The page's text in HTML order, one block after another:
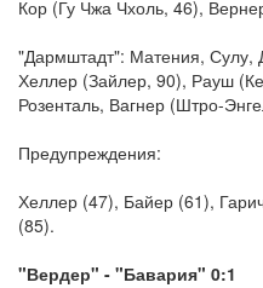
Кор (Гу Чжа Чхоль, 46),
"Дармштадт": Матения, Сулу,
Хеллер (Зайлер, 90), Рауш
Розенталь, Вагнер (Штро-
Предупреждения:
Хеллер (47), Байер (61),
(85).
"Вердер" - "Бавария" 0:1